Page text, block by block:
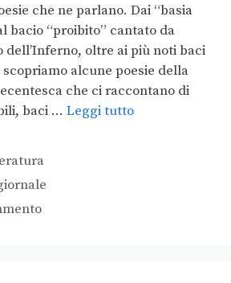
che ne parlano. Dai “basia
bacio “proibito” cantato da
dell’Inferno, oltre ai più noti baci
alcune poesie della
che ci raccontano di
baci … Leggi tutto